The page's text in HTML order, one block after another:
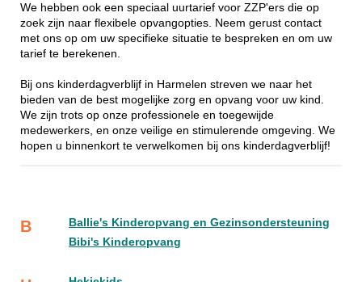
We hebben ook een speciaal uurtarief voor ZZP'ers die op
zoek zijn naar flexibele opvangopties. Neem gerust contact
met ons op om uw specifieke situatie te bespreken en om uw
tarief te berekenen.
Bij ons kinderdagverblijf in Harmelen streven we naar het
bieden van de best mogelijke zorg en opvang voor uw kind.
We zijn trots op onze professionele en toegewijde
medewerkers, en onze veilige en stimulerende omgeving. We
hopen u binnenkort te verwelkomen bij ons kinderdagverblijf!
B
Ballie's Kinderopvang en Gezinsondersteuning
Bibi's Kinderopvang